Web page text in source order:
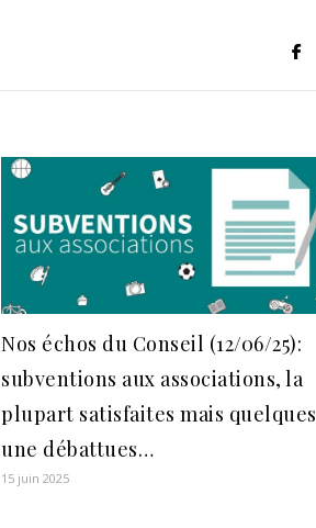
Nos échos du Conseil (12/06/25):
subventions aux associations, la
plupart satisfaites mais quelques
une débattues…
15 juin 2025